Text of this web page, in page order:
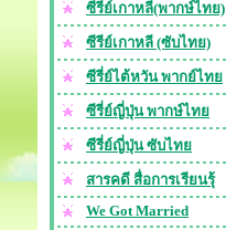
ซีรีย์เกาหลี(พากษ์ไทย)
ซีรีย์เกาหลี (ซับไทย)
ซีรี่ย์ไต้หวัน พากย์ไทย
ซีรี่ย์ญี่ปุ่น พากษ์ไทย
ซีรี่ย์ญี่ปุ่น ซับไทย
สารคดี สื่อการเรียนรุ้
We Got Married